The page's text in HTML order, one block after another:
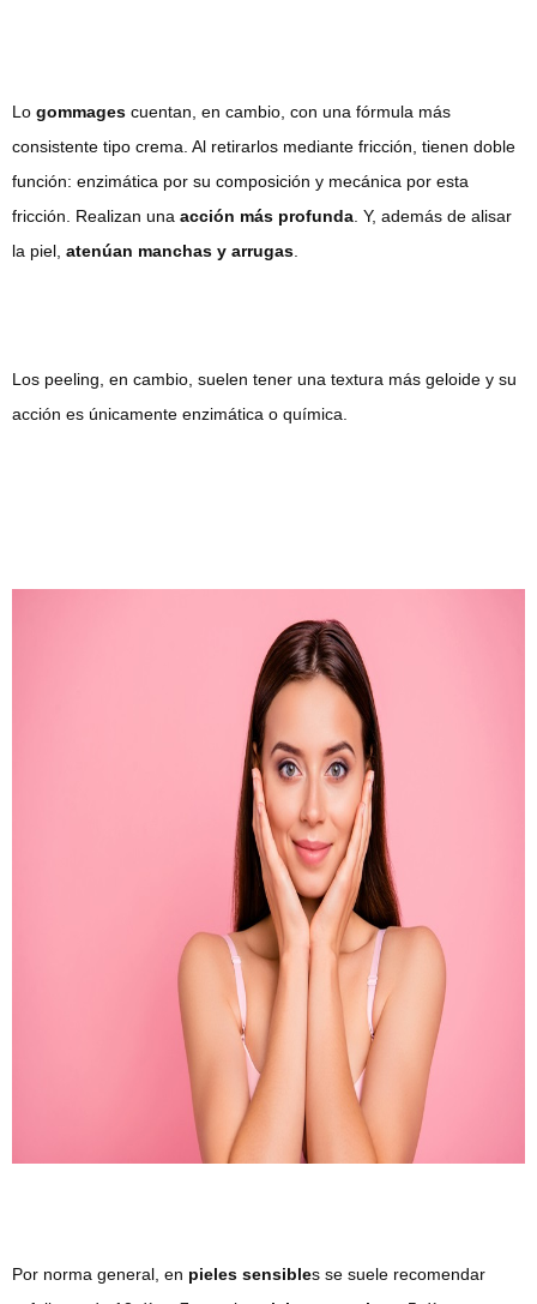
Lo gommages cuentan, en cambio, con una fórmula más
consistente tipo crema. Al retirarlos mediante fricción, tienen doble
función: enzimática por su composición y mecánica por esta
fricción. Realizan una acción más profunda . Y, además de alisar
la piel, atenúan manchas y arrugas
Los peeling, en cambio, suelen tener una textura más geloide y su
acción es únicamente enzimática o química.
Por norma general, en pieles sensibles se suele recomendar